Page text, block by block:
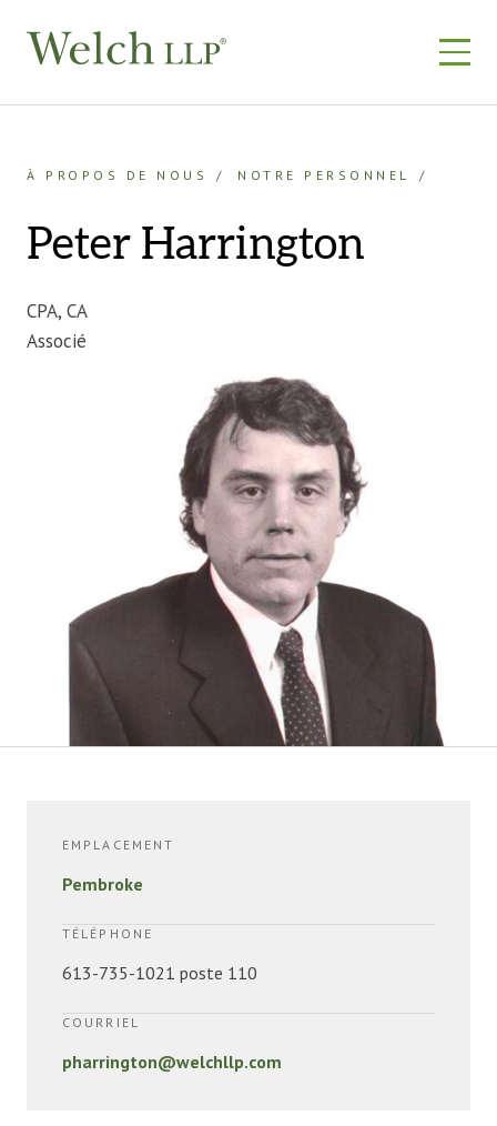
À PROPOS DE NOUS NOTRE PERSONNEL
Peter Harrington
CPA, CA
Associé
EMPLACEMENT
Pembroke
TÉLÉPHONE
613-735-1021 poste 110
COURRIEL
pharrington@welchllp.com